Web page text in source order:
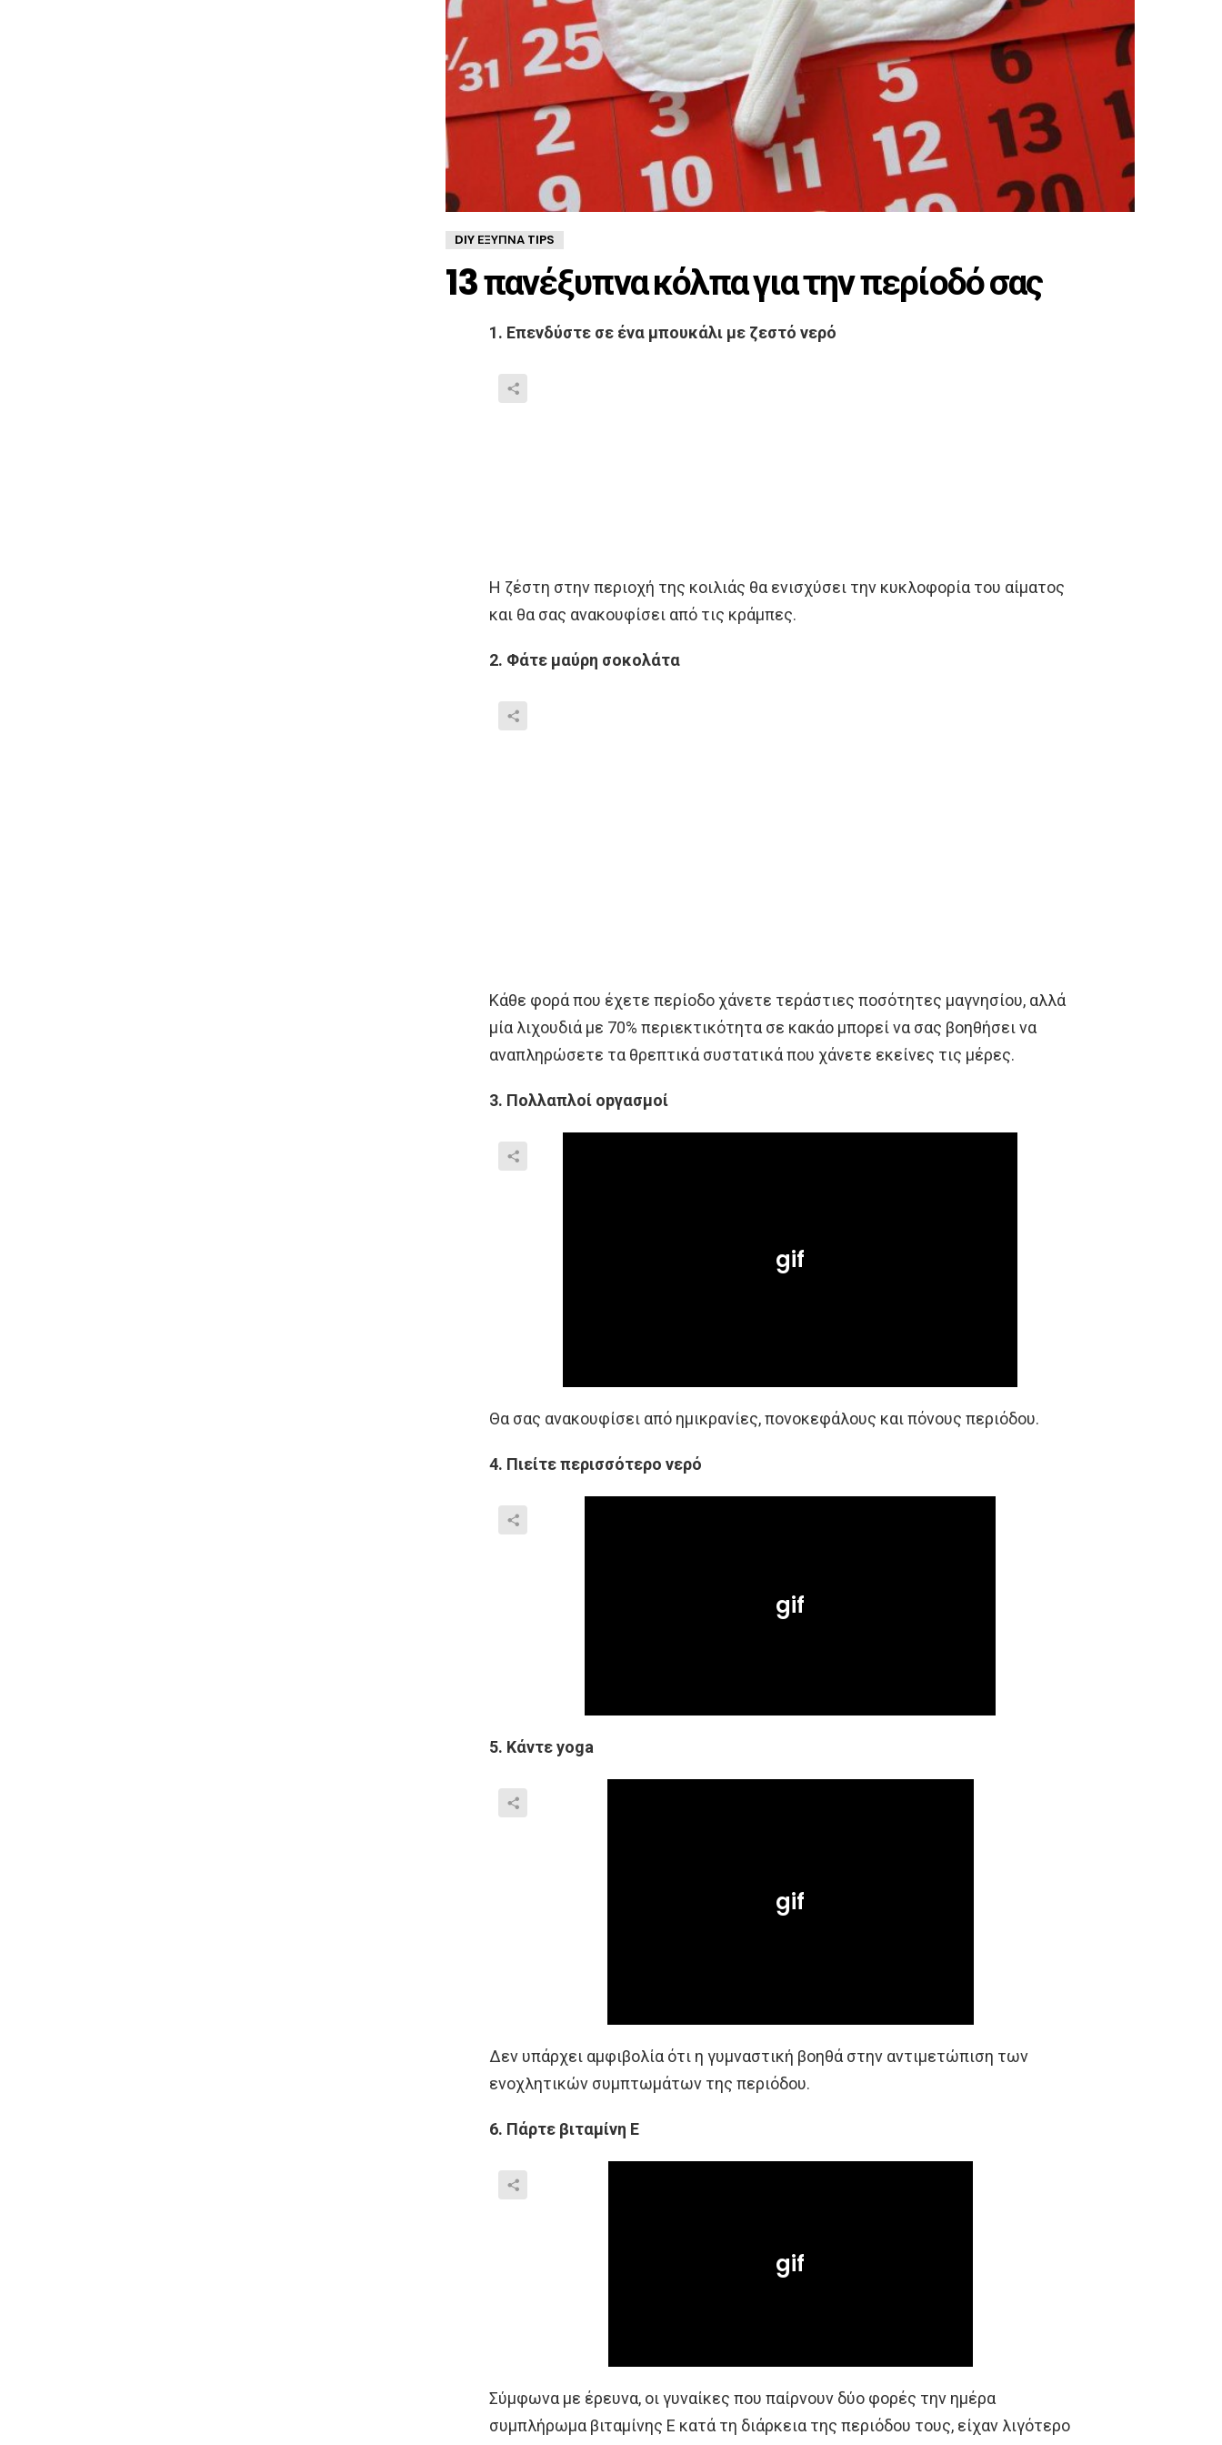
DIY ΈΞΥΠΝΑ TIPS
13 πανέξυπνα κόλπα για την περίοδό σας
1. Επενδύστε σε ένα μπουκάλι με ζεστό νερό
Η ζέστη στην περιοχή της κοιλιάς θα ενισχύσει την κυκλοφορία του αίματος
και θα σας ανακουφίσει από τις κράμπες.
2. Φάτε μαύρη σοκολάτα
Κάθε φορά που έχετε περίοδο χάνετε τεράστιες ποσότητες μαγνησίου, αλλά
μία λιχουδιά με 70% περιεκτικότητα σε κακάο μπορεί να σας βοηθήσει να
αναπληρώσετε τα θρεπτικά συστατικά που χάνετε εκείνες τις μέρες.
3. Πολλαπλοί οpγασμοί
Θα σας ανακουφίσει από ημικρανίες, πονοκεφάλους και πόνους περιόδου.
4. Πιείτε περισσότερο νερό
5. Κάντε yoga
Δεν υπάρχει αμφιβολία ότι η γυμναστική βοηθά στην αντιμετώπιση των
ενοχλητικών συμπτωμάτων της περιόδου.
6. Πάρτε βιταμίνη Ε
Σύμφωνα με έρευνα, οι γυναίκες που παίρνουν δύο φορές την ημέρα
συμπλήρωμα βιταμίνης Ε κατά τη διάρκεια της περιόδου τους, είχαν λιγότερο